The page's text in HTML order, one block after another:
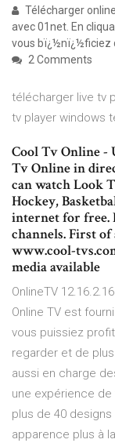
Télécharger
avec 01net. En
vous bï¿½nï¿½ficiez
2 Comments
télécharger live tv
tv player windows
Cool Tv Online -
Tv Online in
can watch Look
Hockey,
internet for free.
channels. First
www.cool-
media available
OnlineTV
Online TV est
vous puissiez
regarder et de
aussi en charge
une expérience de
plus de 40
apparence plus à